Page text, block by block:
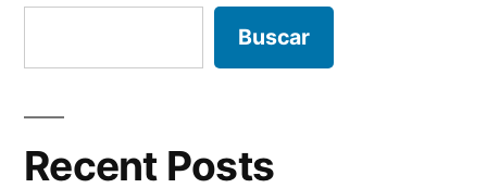
Buscar
Recent Posts